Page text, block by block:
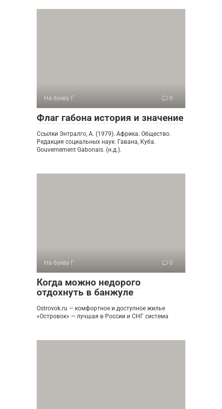
На букву Г 0
Флаг габона история и значение
Ссылки Энтралго, А. (1979). Африка: Общество.
Редакция социальных наук: Гавана, Куба.
Gouvernement Gabonais. (н.д.).
На букву Г 0
Когда можно недорого
отдохнуть в банжуле
Ostrovok.ru — комфортное и доступное жилье
«Островок» — лучшая в России и СНГ система